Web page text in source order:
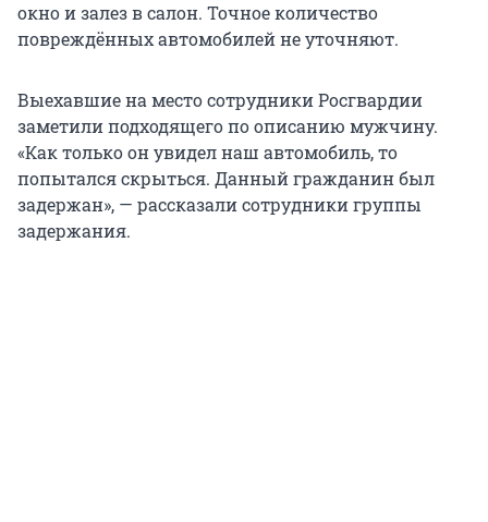
окно и залез в салон. Точное количество
повреждённых автомобилей не уточняют.
Выехавшие на место сотрудники Росгвардии
заметили подходящего по описанию мужчину.
«Как только он увидел наш автомобиль, то
попытался скрыться. Данный гражданин был
задержан», — рассказали сотрудники группы
задержания.